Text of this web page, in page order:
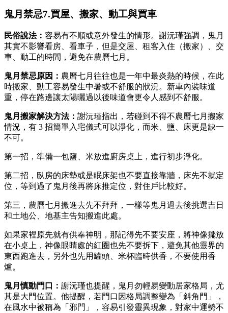
鬼月禁忌7.買屋、搬家、動工與買車
民俗說法： 容易有不順或意外發生的情形。謝沅瑾強調，鬼月
其實不影響看房、看車子，但是交屋、租客入住（搬家）、交
車、動工的時間，避免在農曆七月。
鬼月禁忌原因： 農曆七月往往也是一年中最炎熱的時候，在此
時搬家、動工容易發生中暑或不舒服的狀況。新車內裝味道
重，停在路邊讓太陽曬過以後味道會更令人感到不舒服。
鬼月搬家解決方法： 謝沅瑾指出，若碰到不得不農曆七月搬家
情況，有 3 招簡單入宅儀式可以淨化，而米、鹽、床更是缺一
不可。
第一招，準備一包鹽、米放進廚房桌上，進行初步淨化。
第二招，臥房的床墊或是眠床架也不要直接靠牆，床先不就定
位，等到過了鬼月後再將床推定位，對住戶比較好。
第三，農曆七月搬進去先不拜拜，一樣等鬼月過去後挑選吉日
和土地公、地基主告知搬進此處。
如果家裡原先就有供奉神明，那記得先不要安座，將神像擺放
在小桌上，神像眼睛處的紅圈也先不要拆下，避免其他靈界的
東西跑進去，另外也先用罐頭、米杯臨時供香，不要使用香
爐。
鬼月慎動門口： 謝沅瑾也提醒，鬼月勿輕易變動居家格局，尤
其是大門位置。他提醒，若門口因格局調整變為「斜角門」，
在風水中被稱為「邪門」，容易引發靈異現象，對家中運勢不